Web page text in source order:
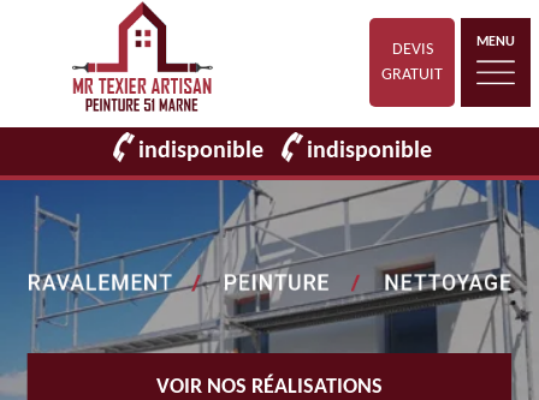
DEVIS
GRATUIT
MENU
indisponible indisponible
VOIR NOS RÉALISATIONS